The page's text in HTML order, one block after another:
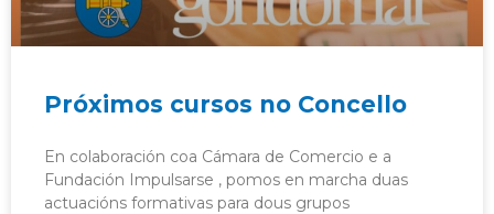
Próximos cursos no Concello
En colaboración coa Cámara de Comercio e a
Fundación Impulsarse , pomos en marcha duas
actuacións formativas para dous grupos